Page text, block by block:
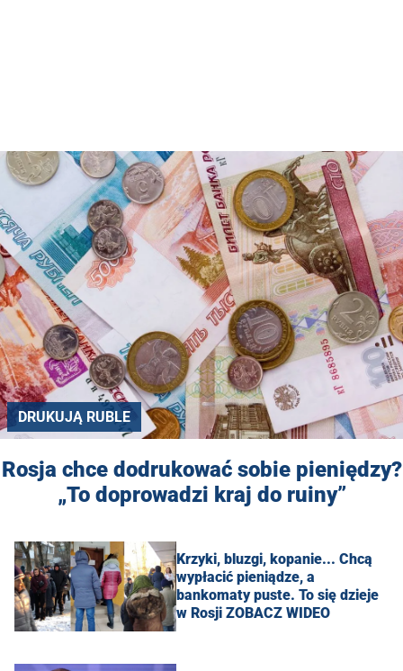
DRUKUJĄ RUBLE
Rosja chce dodrukować sobie pieniędzy?
„To doprowadzi kraj do ruiny”
Krzyki, bluzgi, kopanie... Chcą
wypłacić pieniądze, a
bankomaty puste. To się dzieje
w Rosji ZOBACZ WIDEO